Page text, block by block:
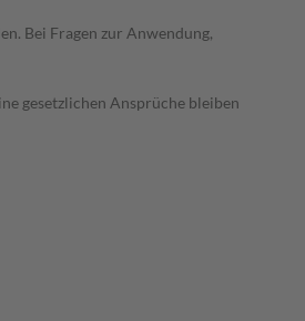
Bei Fragen zur Anwendung,
gesetzlichen Ansprüche bleiben